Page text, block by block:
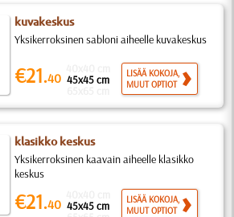
kuvakeskus
Yksikerroksinen sabloni aiheelle kuvakeskus
€21.40 45x45 cm
LISÄÄ KOKOJA,
MUUT OPTIOT
klasikko keskus
Yksikerroksinen kaavain aiheelle klasikko
keskus
€21.40 45x45 cm
LISÄÄ KOKOJA,
MUUT OPTIOT